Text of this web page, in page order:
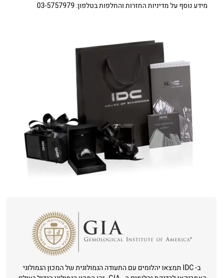
מידע נוסף על מדיניות החזרות והחלפות בטלפון: 03-5757979
ב- IDC תמצאו יהלומים עם התעודה הגמולוגית של המכון הגמולוגי